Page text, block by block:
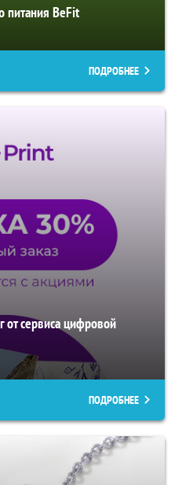
питания BeFit
ПОДРОБНЕЕ
от сервиса цифровой
ПОДРОБНЕЕ